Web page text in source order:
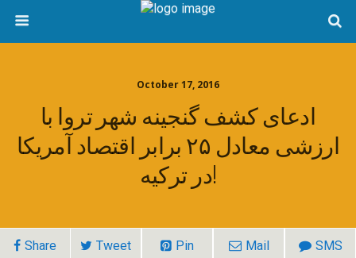
October 17, 2016
ادعای کشف گنجینه شهر تروا با
ارزشی معادل ۲۵ برابر اقتصاد آمریکا
در ترکیه!
Share Tweet Pin Mail SMS